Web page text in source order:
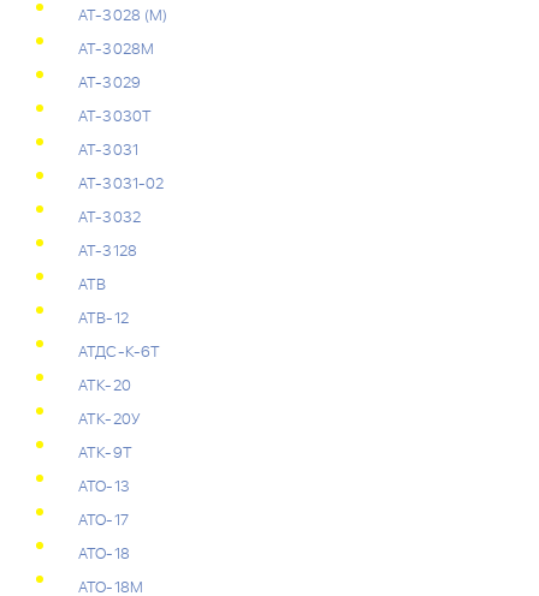
АТ-3028 (М)
АТ-3028М
АТ-3029
АТ-3030Т
АТ-3031
АТ-3031-02
АТ-3032
АТ-3128
АТВ
АТВ-12
АТДС-К-6Т
АТК-20
АТК-20У
АТК-9Т
АТО-13
АТО-17
АТО-18
АТО-18М